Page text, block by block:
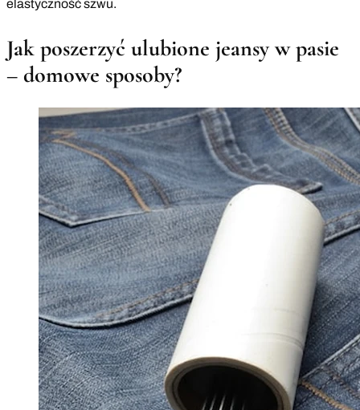
elastyczność szwu.
Jak poszerzyć ulubione jeansy w pasie
– domowe sposoby?